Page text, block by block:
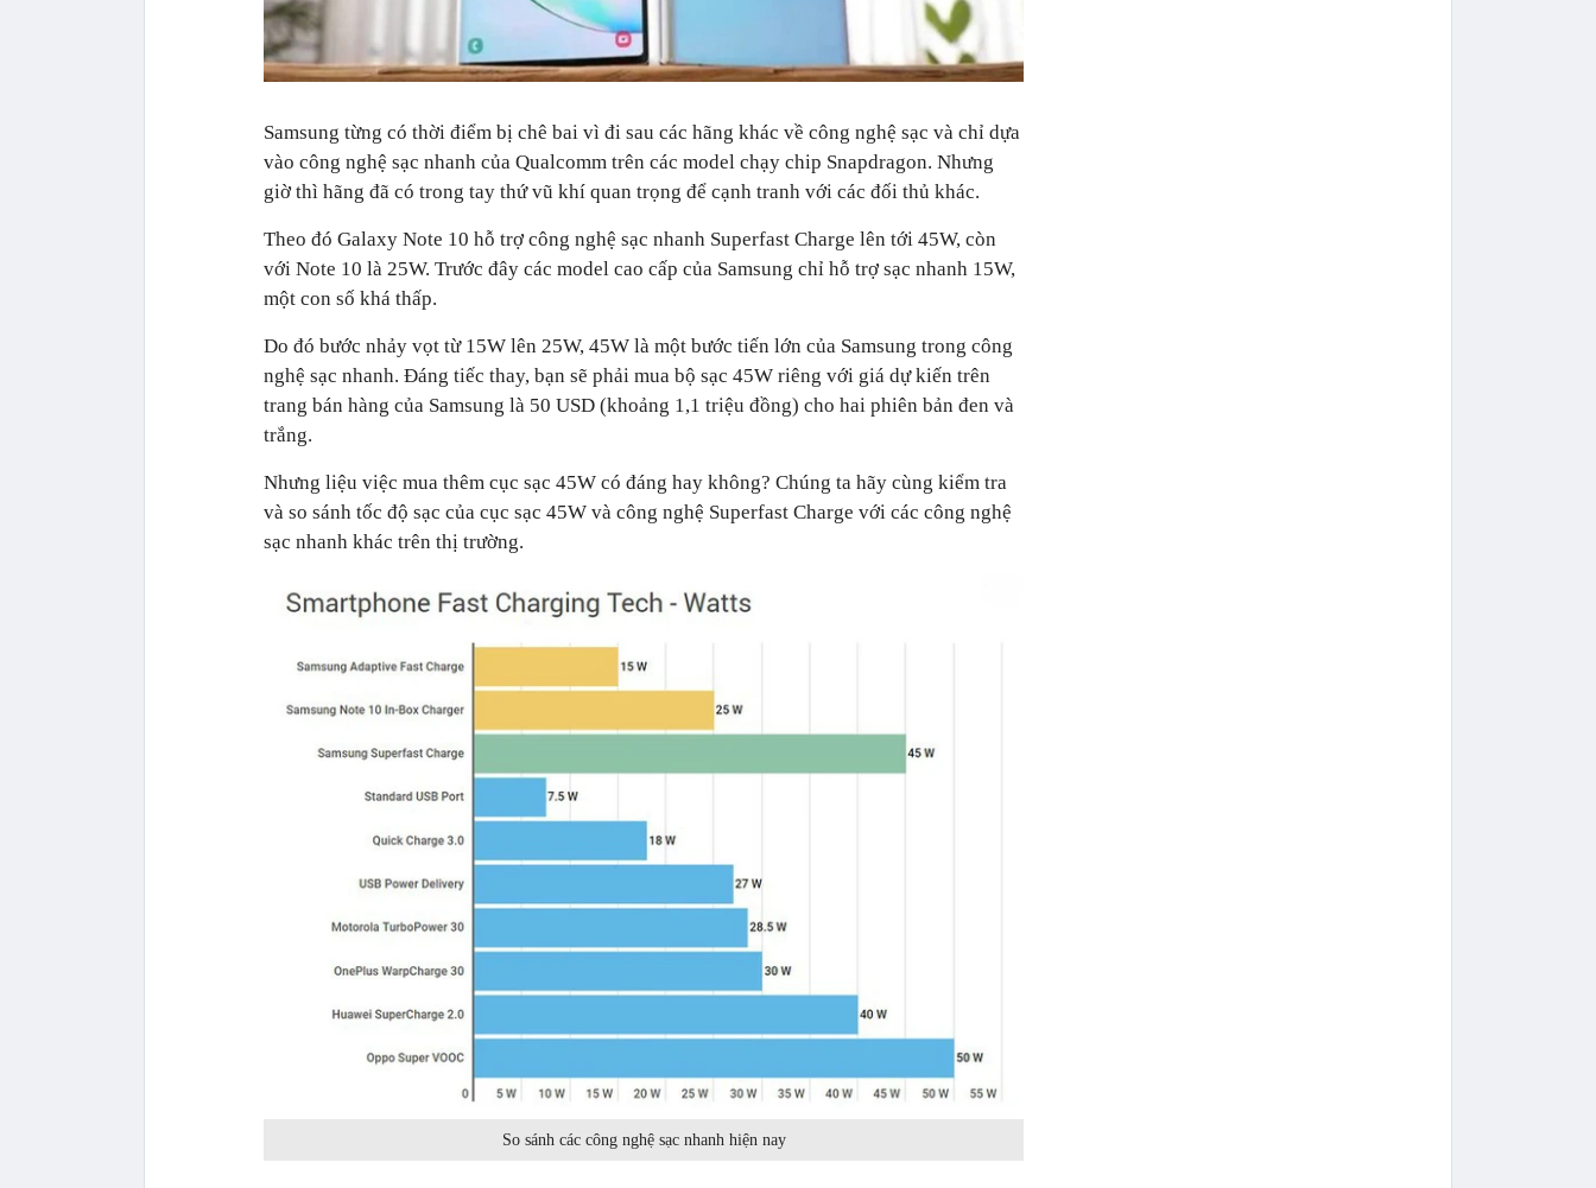
Samsung từng có thời điểm bị chê bai vì đi sau các hãng khác về công nghệ sạc và chỉ dựa
vào công nghệ sạc nhanh của Qualcomm trên các model chạy chip Snapdragon. Nhưng
giờ thì hãng đã có trong tay thứ vũ khí quan trọng để cạnh tranh với các đối thủ khác.
Theo đó Galaxy Note 10 hỗ trợ công nghệ sạc nhanh Superfast Charge lên tới 45W, còn
với Note 10 là 25W. Trước đây các model cao cấp của Samsung chỉ hỗ trợ sạc nhanh 15W,
một con số khá thấp.
Do đó bước nhảy vọt từ 15W lên 25W, 45W là một bước tiến lớn của Samsung trong công
nghệ sạc nhanh. Đáng tiếc thay, bạn sẽ phải mua bộ sạc 45W riêng với giá dự kiến trên
trang bán hàng của Samsung là 50 USD (khoảng 1,1 triệu đồng) cho hai phiên bản đen và
trắng.
Nhưng liệu việc mua thêm cục sạc 45W có đáng hay không? Chúng ta hãy cùng kiểm tra
và so sánh tốc độ sạc của cục sạc 45W và công nghệ Superfast Charge với các công nghệ
sạc nhanh khác trên thị trường.
So sánh các công nghệ sạc nhanh hiện nay